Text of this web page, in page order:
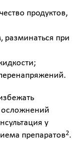
продуктов,
разминаться при
перенапряжений.
осложнений
у
препаратов2.